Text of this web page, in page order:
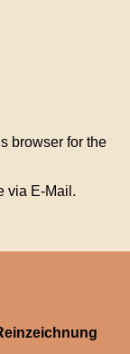
browser for the
via E-Mail.